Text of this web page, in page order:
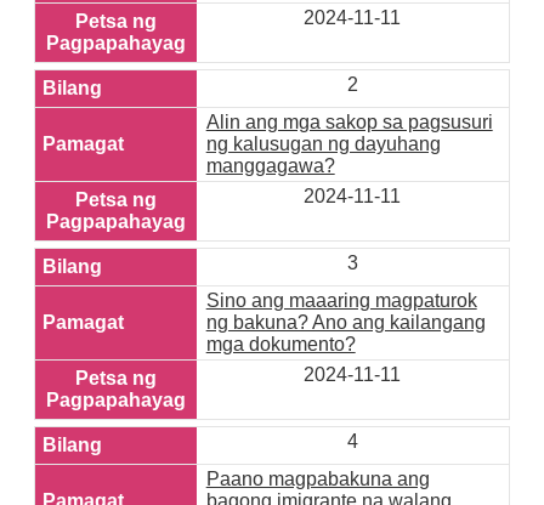
2024-11-11
2
Alin ang mga sakop sa pagsusuri
ng kalusugan ng dayuhang
manggagawa?
2024-11-11
3
Sino ang maaaring magpaturok
ng bakuna? Ano ang kailangang
mga dokumento?
2024-11-11
4
Paano magpabakuna ang